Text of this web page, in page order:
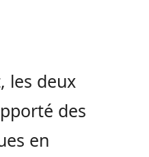
les deux
des
en